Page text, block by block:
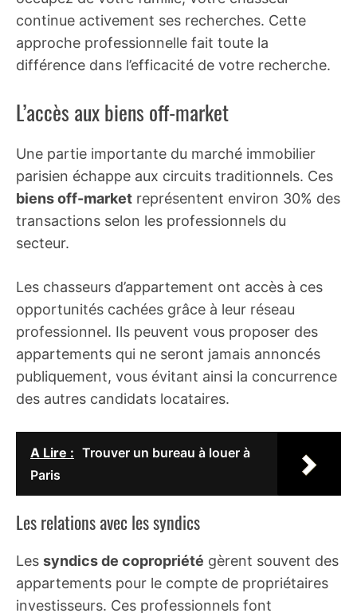
continue activement ses recherches. Cette
approche professionnelle fait toute la
différence dans l’efficacité de votre recherche.
L’accès aux biens off-market
Une partie importante du marché immobilier
parisien échappe aux circuits traditionnels. Ces
biens off-market représentent environ 30% des
transactions selon les professionnels du
secteur.
Les chasseurs d’appartement ont accès à ces
opportunités cachées grâce à leur réseau
professionnel. Ils peuvent vous proposer des
appartements qui ne seront jamais annoncés
publiquement, vous évitant ainsi la concurrence
des autres candidats locataires.
A Lire : Trouver un bureau à louer à
Paris
Les relations avec les syndics
Les syndics de copropriété gèrent souvent des
appartements pour le compte de propriétaires
investisseurs. Ces professionnels font